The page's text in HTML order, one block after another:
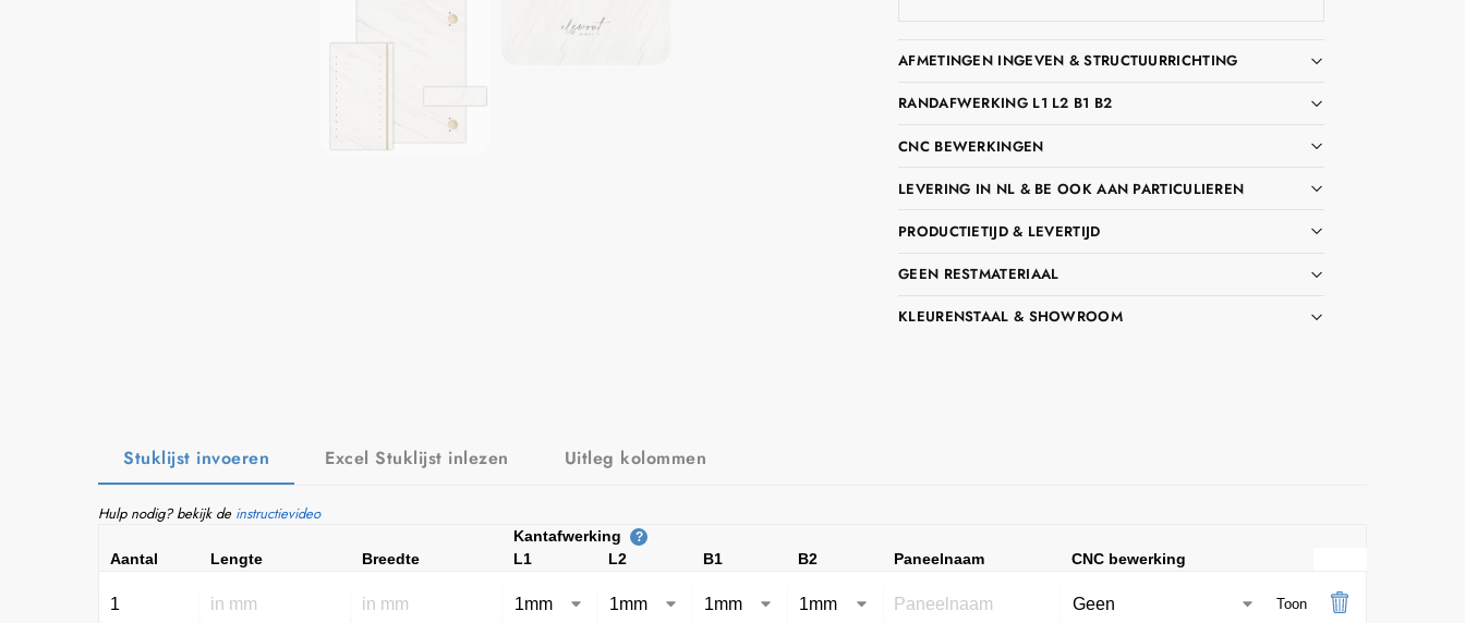
AFMETINGEN INGEVEN & STRUCTUURRICHTING
RANDAFWERKING L1 L2 B1 B2
CNC BEWERKINGEN
LEVERING IN NL & BE OOK AAN PARTICULIEREN
PRODUCTIETIJD & LEVERTIJD
GEEN RESTMATERIAAL
KLEURENSTAAL & SHOWROOM
Stuklijst invoeren Excel Stuklijst inlezen Uitleg kolommen
Hulp nodig? bekijk de instructievideo
Kantafwerking ?
Aantal Lengte Breedte L1 L2 B1 B2 Paneelnaam CNC bewerking
Toon